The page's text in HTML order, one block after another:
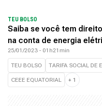
TEU BOLSO
Saiba se você tem
na conta de energia
25/01/2023 - 01h21min
TEU BOLSO TARIFA SOCIAL DE
CEEE EQUATORIAL + 1